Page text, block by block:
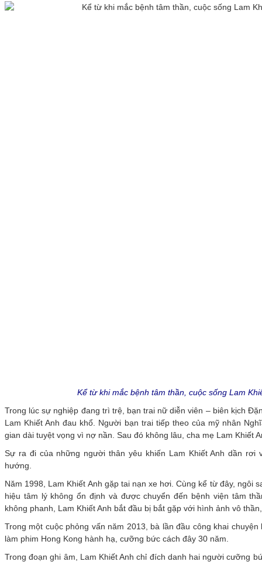
Kể từ khi mắc bệnh tâm thần, cuộc sống Lam
Trong lúc sự nghiệp đang trì trệ, bạn trai nữ diễn viên – biên kịch
Lam Khiết Anh đau khổ. Người bạn trai tiếp theo của mỹ nhân
gian dài tuyệt vọng vì nợ nần. Sau đó không lâu, cha mẹ Lam Khiết
Sự ra đi của những người thân yêu khiến Lam Khiết Anh dần rơi
hướng.
Năm 1998, Lam Khiết Anh gặp tai nạn xe hơi. Cùng kể từ đây, ngôi
hiệu tâm lý không ổn định và được chuyển đến bệnh viện tâm
không phanh, Lam Khiết Anh bắt đầu bị bắt gặp với hình ảnh vô
Trong một cuộc phỏng vấn năm 2013, bà lần đầu công khai
làm phim Hong Kong hành hạ, cưỡng bức cách đây 30 năm.
Trong đoạn ghi âm, Lam Khiết Anh chỉ đích danh hai người cưỡng